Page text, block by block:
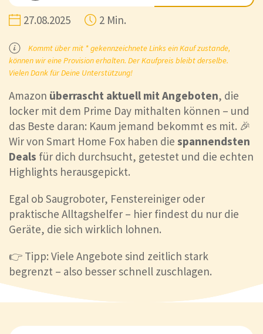
27.08.2025
2 Min.
Kommt über mit * gekennzeichnete Links ein Kauf zustande,
können wir eine Provision erhalten. Der Kaufpreis bleibt derselbe.
Vielen Dank für Deine Unterstützung!
Amazon überrascht aktuell mit Angeboten, die
locker mit dem Prime Day mithalten können – und
das Beste daran: Kaum jemand bekommt es mit. 🎉
Wir von Smart Home Fox haben die spannendsten
Deals für dich durchsucht, getestet und die echten
Highlights herausgepickt.
Egal ob Saugroboter, Fenstereiniger oder
praktische Alltagshelfer – hier findest du nur die
Geräte, die sich wirklich lohnen.
👉 Tipp: Viele Angebote sind zeitlich stark
begrenzt – also besser schnell zuschlagen.